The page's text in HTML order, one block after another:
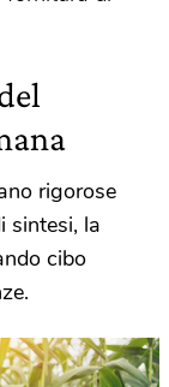
rigorose
sintesi, la
cibo